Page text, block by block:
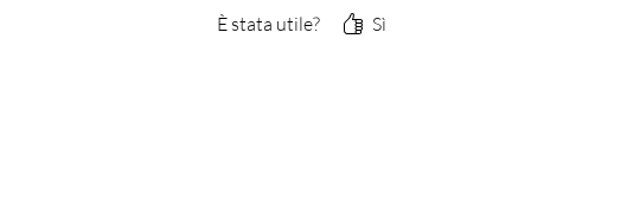
È stata utile? Sì